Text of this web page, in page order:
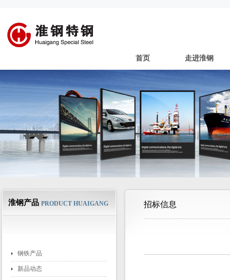
首页 走进淮钢
淮钢产品 PRODUCT HUAIGANG
钢铁产品
新品动态
招标信息